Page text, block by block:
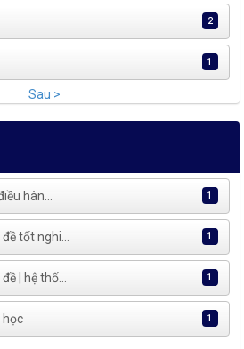
2
1
Sau >
hàn... 1
tốt nghi... 1
| hệ thố... 1
học 1